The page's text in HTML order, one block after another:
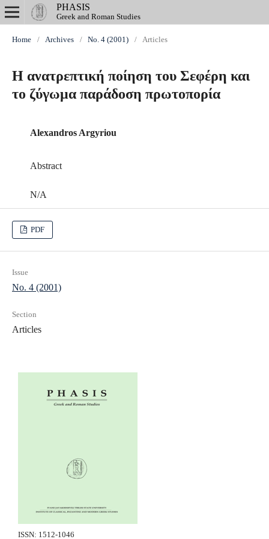
PHASIS
Greek and Roman Studies
Home / Archives / No. 4 (2001) / Articles
Η ανατρεπτική ποίηση του Σεφέρη και
το ζύγωμα παράδοση πρωτοπορία
Alexandros Argyriou
Abstract
N/A
PDF
Issue
No. 4 (2001)
Section
Articles
ISSN: 1512-1046